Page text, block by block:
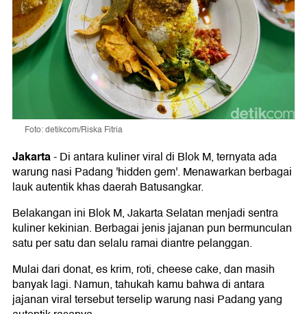
Foto: detikcom/Riska Fitria
Jakarta-Di antara kuliner viral di Blok M, ternyata ada
warung nasi Padang 'hidden gem'. Menawarkan berbagai
lauk autentik khas daerah Batusangkar.
Belakangan ini Blok M, Jakarta Selatan menjadi sentra
kuliner kekinian. Berbagai jenis jajanan pun bermunculan
satu per satu dan selalu ramai diantre pelanggan.
Mulai dari donat, es krim, roti, cheese cake, dan masih
banyak lagi. Namun, tahukah kamu bahwa di antara
jajanan viral tersebut terselip warung nasi Padang yang